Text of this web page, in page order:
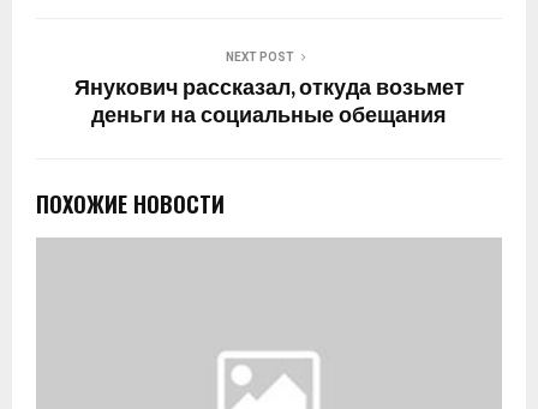
NEXT POST
Янукович рассказал, откуда возьмет
деньги на социальные обещания
ПОХОЖИЕ НОВОСТИ